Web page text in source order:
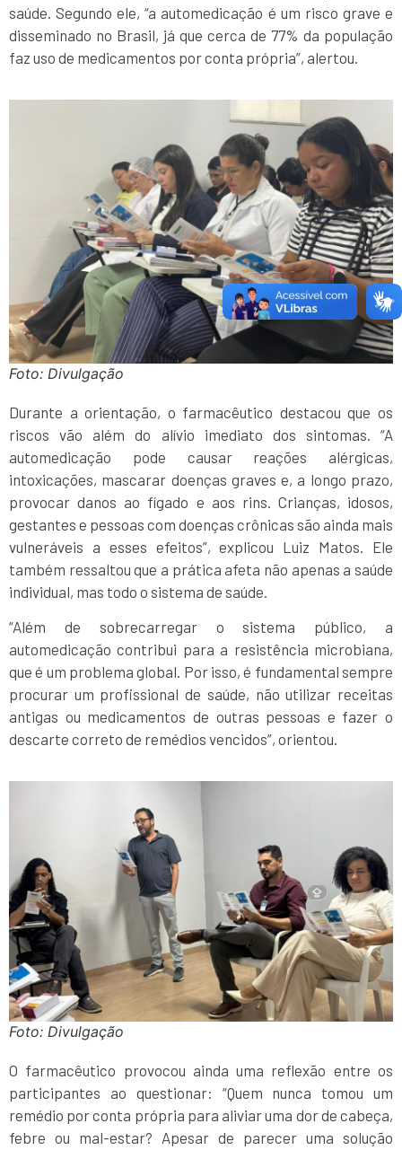
saúde. Segundo ele, “a automedicação é um risco grave e
disseminado no Brasil, já que cerca de 77% da população
faz uso de medicamentos por conta própria”, alertou.
Foto: Divulgação
Durante a orientação, o farmacêutico destacou que os
riscos vão além do alívio imediato dos sintomas. “A
automedicação pode causar reações alérgicas,
intoxicações, mascarar doenças graves e, a longo prazo,
provocar danos ao fígado e aos rins. Crianças, idosos,
gestantes e pessoas com doenças crônicas são ainda mais
vulneráveis a esses efeitos”, explicou Luiz Matos. Ele
também ressaltou que a prática afeta não apenas a saúde
individual, mas todo o sistema de saúde.
“Além de sobrecarregar o sistema público, a
automedicação contribui para a resistência microbiana,
que é um problema global. Por isso, é fundamental sempre
procurar um profissional de saúde, não utilizar receitas
antigas ou medicamentos de outras pessoas e fazer o
descarte correto de remédios vencidos”, orientou.
Foto: Divulgação
O farmacêutico provocou ainda uma reflexão entre os
participantes ao questionar: “Quem nunca tomou um
remédio por conta própria para aliviar uma dor de cabeça,
febre ou mal-estar? Apesar de parecer uma solução